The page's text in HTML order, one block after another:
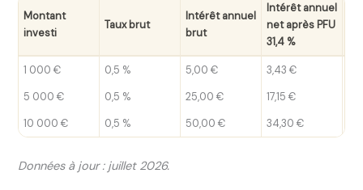
Montant
investi
Taux brut
Intérêt annuel
brut
Intérêt annuel
net après PFU
31,4 %
1 000 € 0,5 % 5,00 € 3,43 €
5 000 €
0,5 % 25,00 € 17,15 €
10 000 €
0,5 % 50,00 € 34,30 €
Données à jour : juillet 2026.